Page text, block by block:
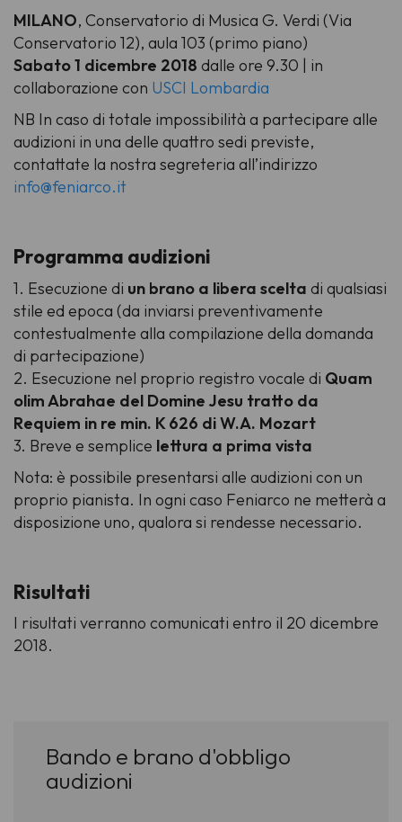
MILANO, Conservatorio di Musica G. Verdi (Via
Conservatorio 12), aula 103 (primo piano)
Sabato 1 dicembre 2018 dalle ore 9.30 | in
collaborazione con USCI Lombardia
NB In caso di totale impossibilità a partecipare alle
audizioni in una delle quattro sedi previste,
contattate la nostra segreteria all’indirizzo
info@feniarco.it
Programma audizioni
1. Esecuzione di un brano a libera scelta di qualsiasi
stile ed epoca (da inviarsi preventivamente
contestualmente alla compilazione della domanda
di partecipazione)
2. Esecuzione nel proprio registro vocale di Quam
olim Abrahae del Domine Jesu tratto da
Requiem in re min. K 626 di W.A. Mozart
3. Breve e semplice lettura a prima vista
Nota: è possibile presentarsi alle audizioni con un
proprio pianista. In ogni caso Feniarco ne metterà a
disposizione uno, qualora si rendesse necessario.
Risultati
I risultati verranno comunicati entro il 20 dicembre
2018.
Bando e brano d'obbligo
audizioni